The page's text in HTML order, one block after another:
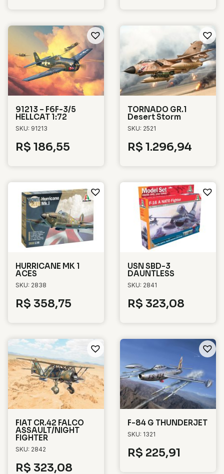
91213 – F6F-3/5
HELLCAT 1:72
SKU: 91213
R$ 186,55
TORNADO GR.1
Desert Storm
SKU: 2521
R$ 1.296,94
HURRICANE MK 1
ACES
SKU: 2838
R$ 358,75
USN SBD-3
DAUNTLESS
SKU: 2841
R$ 323,08
FIAT CR.42 FALCO
ASSAULT/NIGHT
FIGHTER
SKU: 2842
R$ 323,08
F-84 G THUNDERJET
SKU: 1321
R$ 225,91